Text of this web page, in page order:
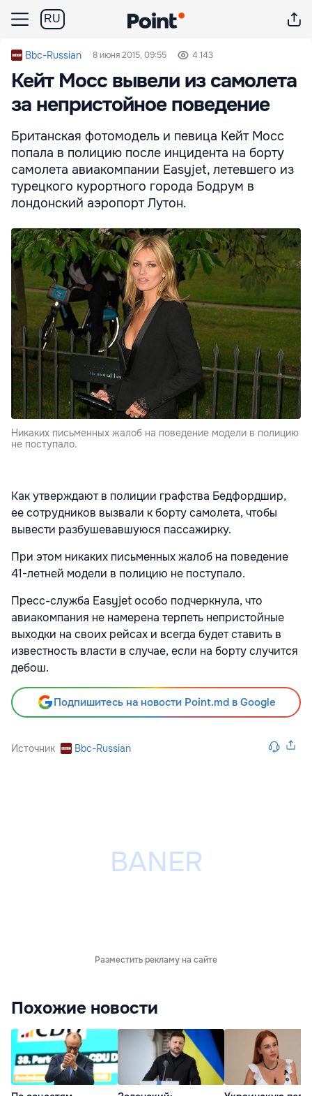
RU
Bbc-Russian 8 июня 2015, 09:55 4 143
Кейт Мосс вывели из самолета
за непристойное поведение
Британская фотомодель и певица Кейт Мосс
попала в полицию после инцидента на борту
самолета авиакомпании Easyjet, летевшего из
турецкого курортного города Бодрум в
лондонский аэропорт Лутон.
Никаких письменных жалоб на поведение модели в полицию
не поступало.
Как утверждают в полиции графства Бедфордшир,
ее сотрудников вызвали к борту самолета, чтобы
вывести разбушевавшуюся пассажирку.
При этом никаких письменных жалоб на поведение
41-летней модели в полицию не поступало.
Пресс-служба Easyjet особо подчеркнула, что
авиакомпания не намерена терпеть непристойные
выходки на своих рейсах и всегда будет ставить в
известность власти в случае, если на борту случится
дебош.
Подпишитесь на новости Point.md в Google
Источник Bbc-Russian
Разместить рекламу на сайте
Похожие новости